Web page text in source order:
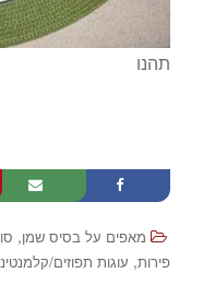
תהנו
מאפים על בסיס שמן,
פירות, עוגות תפוזים/